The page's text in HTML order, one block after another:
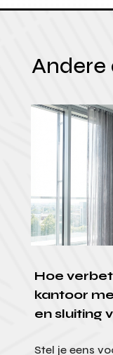
Andere
Hoe
kantoor
en sluiting
Stel je eens